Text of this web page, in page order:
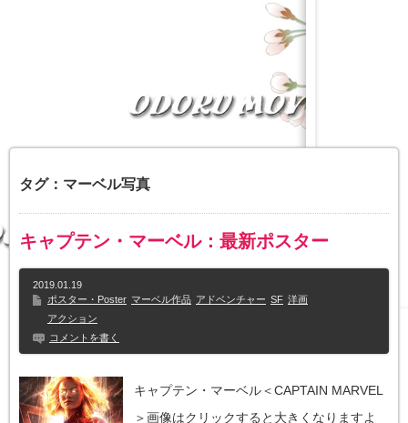
タグ：マーベル写真
キャプテン・マーベル：最新ポスター
2019.01.19
ポスター・Poster マーベル作品 アドベンチャー SF 洋画
アクション
コメントを書く
キャプテン・マーベル＜CAPTAIN MARVEL
＞画像はクリックすると大きくなりますよ